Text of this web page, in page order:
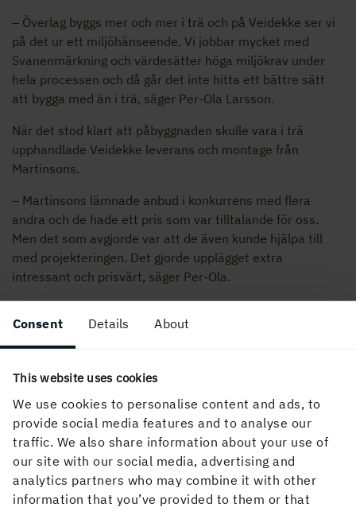
Consent Details About
This website uses cookies
We use cookies to personalise content and ads, to
provide social media features and to analyse our
traffic. We also share information about your use of
our site with our social media, advertising and
analytics partners who may combine it with other
information that you’ve provided to them or that
– Överlag byggs mer och mer i trä och på Veidekke ser vi
på det ur ett miljöhänseende. Vi jobbar mycket med
Svanenmärkning och värdesätter höga miljökrav under
hela processen och då går det inte hitta ett bättre sätt
att bygga med än i trä, säger Per-Ola Larsson.
När det stod klart att påbyggnaden skulle vara i trä
upphandlade Veidekke leverans och montage från
Martinsons.
– Martinsons lämnade anbud i konkurrens med flera
andra och de hade ett pris som var tilltalande för oss.
Men det som avgjorde var att de även kunde hjälpa till
med projekteringen. Det gjorde upplägget extra
intressant och prisvärt, säger Per-Ola.
som levererats till växande städer runt om i Sverige.
tydliga när det handlar om byggprocess, störningar och
miljöpåverkan. Vi ser det som att vi fortfarande är i början
på en spännande utveckling och ser fram emot
samarbetet med Veidekke och Vasakronan, säger Johan
Jarl, Key Account Manager på Martinsons.
Fördelarna skapas bland annat av att trä är fem gånger
lättare än betong. Det innebär att påbyggnaden kan